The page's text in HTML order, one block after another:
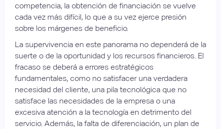
competencia, la obtención de financiación se vuelve
cada vez más difícil, lo que a su vez ejerce presión
sobre los márgenes de beneficio.
La supervivencia en este panorama no dependerá de la
suerte o de la oportunidad y los recursos financieros. El
fracaso se deberá a errores estratégicos
fundamentales, como no satisfacer una verdadera
necesidad del cliente, una pila tecnológica que no
satisface las necesidades de la empresa o una
excesiva atención a la tecnología en detrimento del
servicio. Además, la falta de diferenciación, un plan de